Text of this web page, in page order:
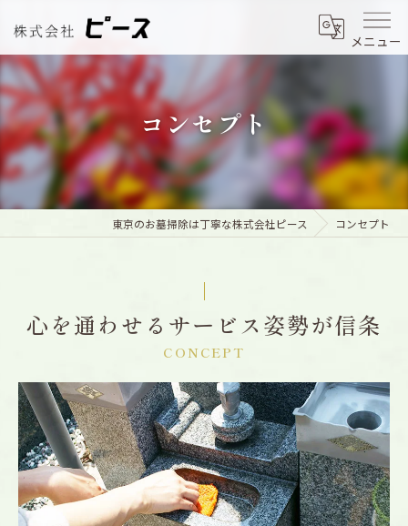
メニュー
コンセプト
東京のお墓掃除は丁寧な株式会社ピース コンセプト
心を通わせるサービス姿勢が信条
CONCEPT